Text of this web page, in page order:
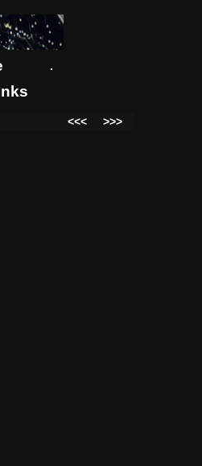
.
<<< >>>